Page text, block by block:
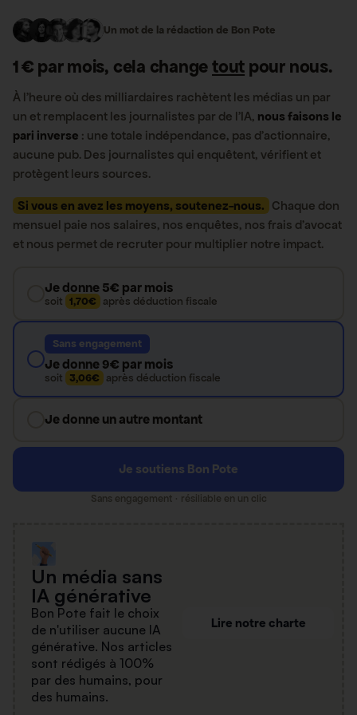
Un mot de la rédaction de Bon Pote
1 € par mois, cela changetout pour nous.
À l’heure où des milliardaires rachètent les médias un par
un et remplacent les journalistes par de l’IA, nous faisons le
pari inverse : une totale indépendance, pas d’actionnaire,
aucune pub. Des journalistes qui enquêtent, vérifient et
protègent leurs sources.
Si vous en avez les moyens, soutenez-nous. Chaque don
mensuel paie nos salaires, nos enquêtes, nos frais d’avocat
et nous permet de recruter pour multiplier notre impact.
Je donne 5€ par mois
soit 1,70€ après déduction fiscale
Sans engagement
Je donne 9€ par mois
soit 3,06€ après déduction fiscale
Je donne un autre montant
Je soutiens Bon Pote
Sans engagement · résiliable en un clic
Un média sans
IA générative
Bon Pote fait le choix
de n'utiliser aucune IA
générative. Nos articles
sont rédigés à 100%
par des humains, pour
des humains.
Lire notre charte